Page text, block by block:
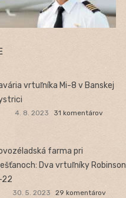
vrtuľníka Mi-8 v Banskej
4. 8. 2023 31 komentárov
farma pri
Dva vrtuľníky Robinson
22
30. 5. 2023 29 komentárov